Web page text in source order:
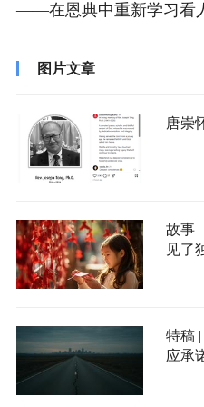
——在恩典中重新学习看
图片文章
唐崇
故事
见了
特稿
应承